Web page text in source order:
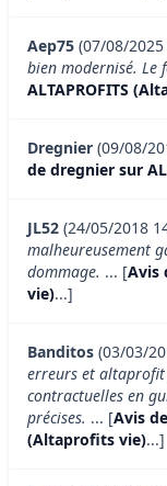
Aep75 (07/08/2025
bien modernisé. Le
ALTAPROFITS
Dregnier (09/08/
de dregnier sur
JL52 (24/05/2018
malheureusement
dommage. ... [Avis
vie)...]
Banditos (03/03/
erreurs et
contractuelles en
précises. ... [Avis
(Altaprofits vie)...]